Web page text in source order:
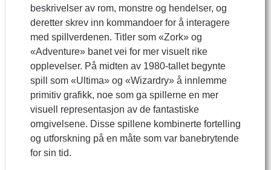
beskrivelser av rom, monstre og hendelser, og
deretter skrev inn kommandoer for å interagere
med spillverdenen. Titler som «Zork» og
«Adventure» banet vei for mer visuelt rike
opplevelser. På midten av 1980-tallet begynte
spill som «Ultima» og «Wizardry» å innlemme
primitiv grafikk, noe som ga spillerne en mer
visuell representasjon av de fantastiske
omgivelsene. Disse spillene kombinerte fortelling
og utforskning på en måte som var banebrytende
for sin tid.